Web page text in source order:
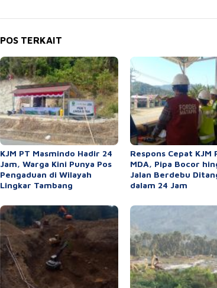
POS TERKAIT
KJM PT Masmindo Hadir 24
Jam, Warga Kini Punya Pos
Pengaduan di Wilayah
Lingkar Tambang
Respons Cepat KJM
MDA, Pipa Bocor
Jalan Berdebu
dalam 24 Jam